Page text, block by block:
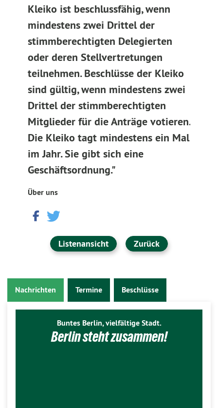
Kleiko ist beschlussfähig, wenn
mindestens zwei Drittel der
stimmberechtigten Delegierten
oder deren Stellvertretungen
teilnehmen. Beschlüsse der Kleiko
sind gültig, wenn mindestens zwei
Drittel der stimmberechtigten
Mitglieder für die Anträge votieren.
Die Kleiko tagt mindestens ein Mal
im Jahr. Sie gibt sich eine
Geschäftsordnung."
Über uns
Listenansicht Zurück
Nachrichten Termine Beschlüsse
Buntes Berlin, vielfältige Stadt.
Berlin steht zusammen!